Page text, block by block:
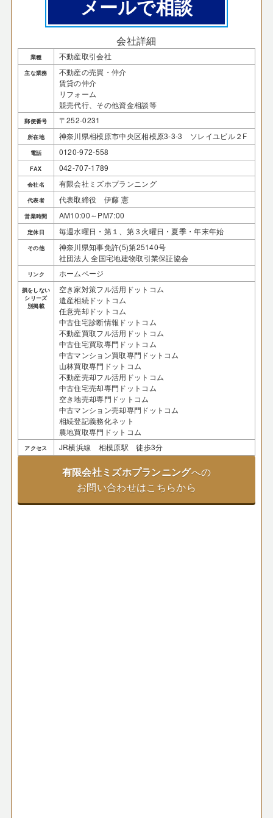
メールで相談
会社詳細
業種 不動産取引会社
主な業務
不動産の売買・仲介
賃貸の仲介
リフォーム
競売代行、その他資金相談等
郵便番号 〒252-0231
所在地 神奈川県相模原市中央区相模原3-3-3 ソレイユビル２F
電話 0120-972-558
FAX 042-707-1789
会社名 有限会社ミズホプランニング
代表者 代表取締役 伊藤 憲
営業時間 AM10:00～PM7:00
定休日 毎週水曜日・第１、第３火曜日・夏季・年末年始
その他
神奈川県知事免許(5)第25140号
社団法人 全国宅地建物取引業保証協会
リンク ホームページ
損をしない
シリーズ
別掲載
空き家対策フル活用ドットコム
遺産相続ドットコム
任意売却ドットコム
中古住宅診断情報ドットコム
不動産買取フル活用ドットコム
中古住宅買取専門ドットコム
中古マンション買取専門ドットコム
山林買取専門ドットコム
不動産売却フル活用ドットコム
中古住宅売却専門ドットコム
空き地売却専門ドットコム
中古マンション売却専門ドットコム
相続登記義務化ネット
農地買取専門ドットコム
アクセス JR横浜線 相模原駅 徒歩3分
有限会社ミズホプランニングへの
お問い合わせはこちらから